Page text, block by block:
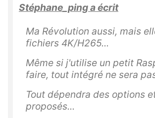
Stéphane_ping a écrit
Ma Révolution aussi, mais
fichiers 4K/H265...
Même si j'utilise un petit
faire, tout intégré ne sera
Tout dépendra des options
proposés...